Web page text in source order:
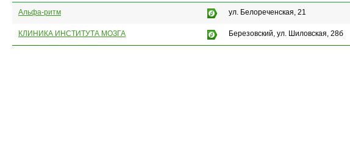
Альфа-ритм ул. Белореченская, 21
КЛИНИКА ИНСТИТУТА МОЗГА Березовский, ул. Шиловская, 28б